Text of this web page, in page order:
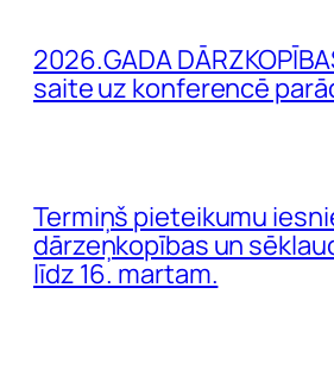
2026.GADA
saite uz konferencē
Termiņš pieteikumu
dārzeņkopības un
līdz 16. martam.